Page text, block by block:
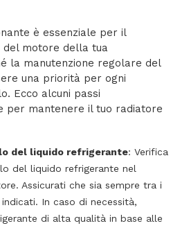
è essenziale per il
motore della tua
la manutenzione regolare del
una priorità per ogni
Ecco alcuni passi
per mantenere il tuo radiatore
del liquido refrigerante: Verifica
del liquido refrigerante nel
Assicurati che sia sempre tra i
indicati. In caso di necessità,
di alta qualità in base alle